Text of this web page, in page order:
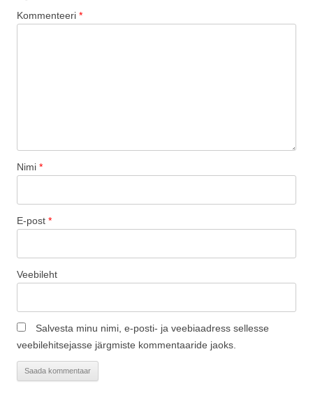
Kommenteeri *
Nimi *
E-post *
Veebileht
Salvesta minu nimi, e-posti- ja veebiaadress sellesse
veebilehitsejasse järgmiste kommentaaride jaoks.